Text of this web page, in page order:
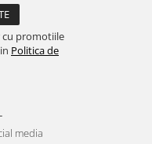
cu promotiile
Politica de
media